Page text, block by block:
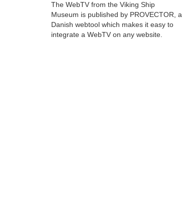
The WebTV from the Viking Ship
Museum is published by PROVECTOR, a
Danish webtool which makes it easy to
integrate a WebTV on any website.